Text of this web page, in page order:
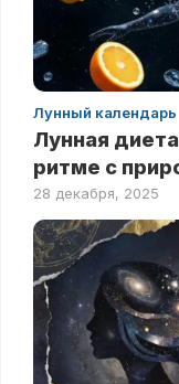
Лунный календарь
Лунная
ритме с
28 декабря, 2025